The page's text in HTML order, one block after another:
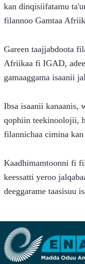
kan dinqisiifatamu
filannoo Gamtaa
Gareen taajjabdoota
Afriikaa fi IGAD,
gamaaggama isaanii
Ibsa isaanii kanaanis,
qophiin teekinoolojii,
filannichaa cimina
Kaadhimamtoonni fi
keessatti yeroo
deeggarame taasisuu